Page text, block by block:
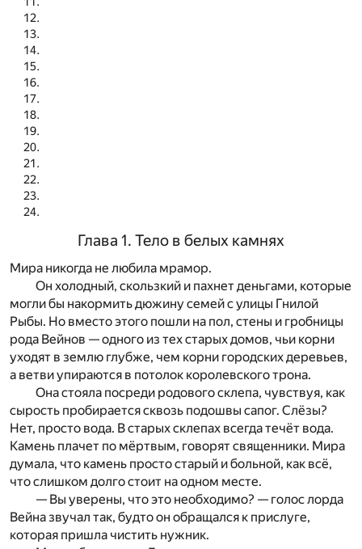
Глава 1. Тело в белых камнях
Мира никогда не любила мрамор.
Он холодный, скользкий и пахнет деньгами, которые
могли бы накормить дюжину семей с улицы Гнилой
Рыбы. Но вместо этого пошли на пол, стены и гробницы
рода Вейнов — одного из тех старых домов, чьи корни
уходят в землю глубже, чем корни городских деревьев,
а ветви упираются в потолок королевского трона.
Она стояла посреди родового склепа, чувствуя, как
сырость пробирается сквозь подошвы сапог. Слёзы?
Нет, просто вода. В старых склепах всегда течёт вода.
Камень плачет по мёртвым, говорят священники. Мира
думала, что камень просто старый и больной, как всё,
что слишком долго стоит на одном месте.
— Вы уверены, что это необходимо? — голос лорда
Вейна звучал так, будто он обращался к прислуге,
которая пришла чистить нужник.